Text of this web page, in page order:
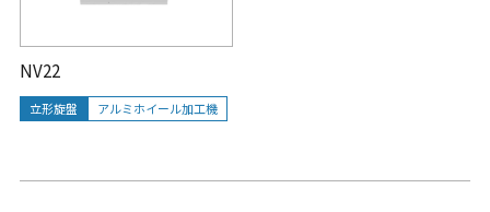
NV22
立形旋盤 アルミホイール加工機